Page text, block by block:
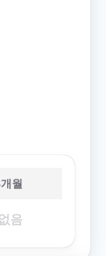
월
음